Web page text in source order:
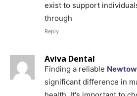
exist to support
through
Reply
Aviva Dental
Finding a reliable
significant difference in